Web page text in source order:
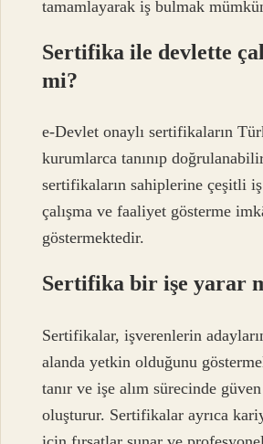
tamamlayarak iş bulmak
Sertifika ile devlette
mi?
e-Devlet onaylı sertifikaların
kurumlarca tanınıp
sertifikaların sahiplerine çeşitli iş
çalışma ve faaliyet gösterme
göstermektedir.
Sertifika bir işe yarar
Sertifikalar, işverenlerin
alanda yetkin olduğunu
tanır ve işe alım sürecinde
oluşturur. Sertifikalar ayrıca